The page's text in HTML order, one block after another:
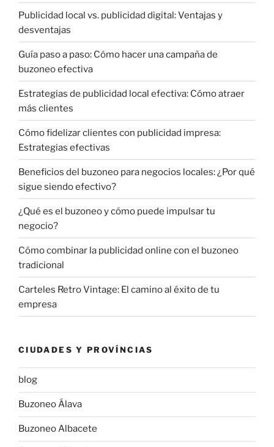
Publicidad local vs. publicidad digital: Ventajas y
desventajas
Guía paso a paso: Cómo hacer una campaña de
buzoneo efectiva
Estrategias de publicidad local efectiva: Cómo atraer
más clientes
Cómo fidelizar clientes con publicidad impresa:
Estrategias efectivas
Beneficios del buzoneo para negocios locales: ¿Por qué
sigue siendo efectivo?
¿Qué es el buzoneo y cómo puede impulsar tu
negocio?
Cómo combinar la publicidad online con el buzoneo
tradicional
Carteles Retro Vintage: El camino al éxito de tu
empresa
CIUDADES Y PROVÍNCIAS
blog
Buzoneo Álava
Buzoneo Albacete